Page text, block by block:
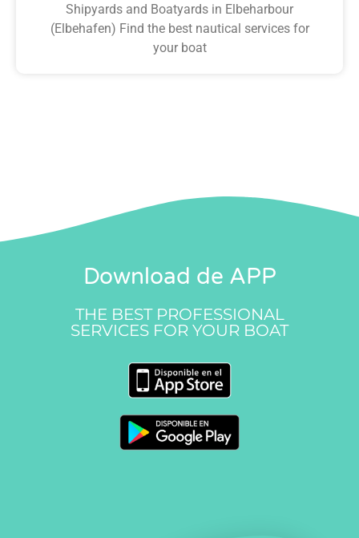
Shipyards and Boatyards in Elbeharbour
(Elbehafen) Find the best nautical services for
your boat
Download de APP
THE BEST PROFESSIONAL
SERVICES FOR YOUR BOAT